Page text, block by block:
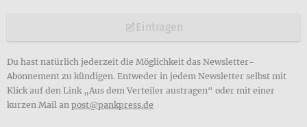
Eintragen
Du hast natürlich jederzeit die Möglichkeit das Newsletter-
Abonnement zu kündigen. Entweder in jedem Newsletter selbst mit
Klick auf den Link „Aus dem Verteiler austragen“ oder mit einer
kurzen Mail an post@pankpress.de